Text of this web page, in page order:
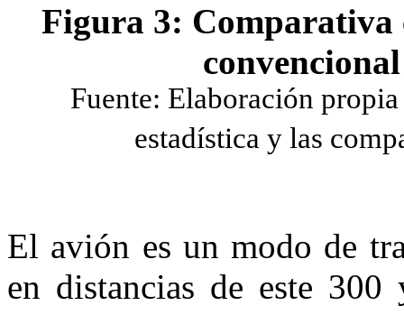
Figura 3: Comparativa
Fuente: Elaboración
estadística y las
El avión es un modo de
en distancias de este